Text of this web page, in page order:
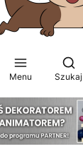
Menu Szukaj